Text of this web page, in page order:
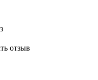
отзыв